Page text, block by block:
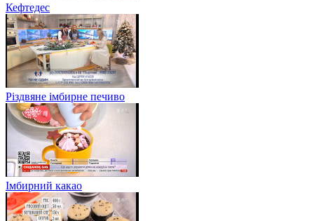
Кефтедес
Різдвяне імбирне печиво
Імбирний какао